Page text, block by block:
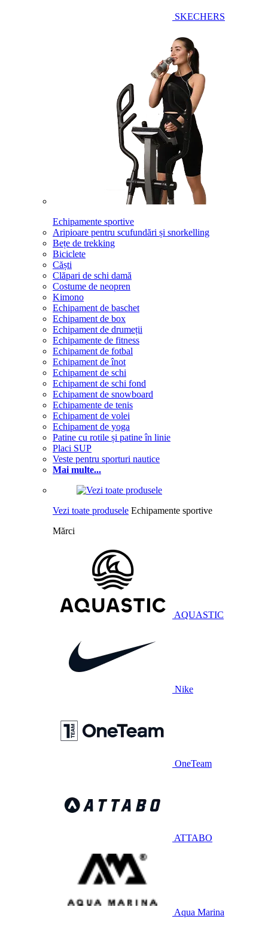
SKECHERS
Echipamente sportive
Aripioare pentru scufundări și snorkelling
Bețe de trekking
Biciclete
Căști
Clăpari de schi damă
Costume de neopren
Kimono
Echipament de baschet
Echipament de box
Echipament de drumeții
Echipamente de fitness
Echipament de fotbal
Echipament de înot
Echipament de schi
Echipament de schi fond
Echipament de snowboard
Echipamente de tenis
Echipament de volei
Echipament de yoga
Patine cu rotile și patine în linie
Placi SUP
Veste pentru sporturi nautice
Mai multe...
Vezi toate produsele Echipamente sportive
Mărci
AQUASTIC
Nike
OneTeam
ATTABO
Aqua Marina